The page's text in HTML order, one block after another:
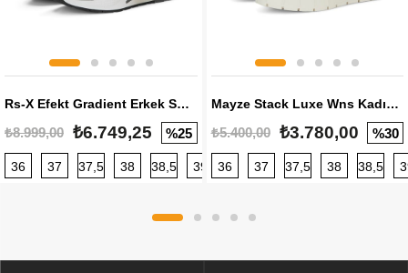
Rs-X Efekt Gradient Erkek Sneaker
₺8.999,00 ₺6.749,25 %25
36 37 37,5 38 38,5 39 40 40,5 41 42 42,5
Mayze Stack Luxe Wns Kadın Sneaker
₺5.400,00 ₺3.780,00 %30
36 37 37,5 38 38,5